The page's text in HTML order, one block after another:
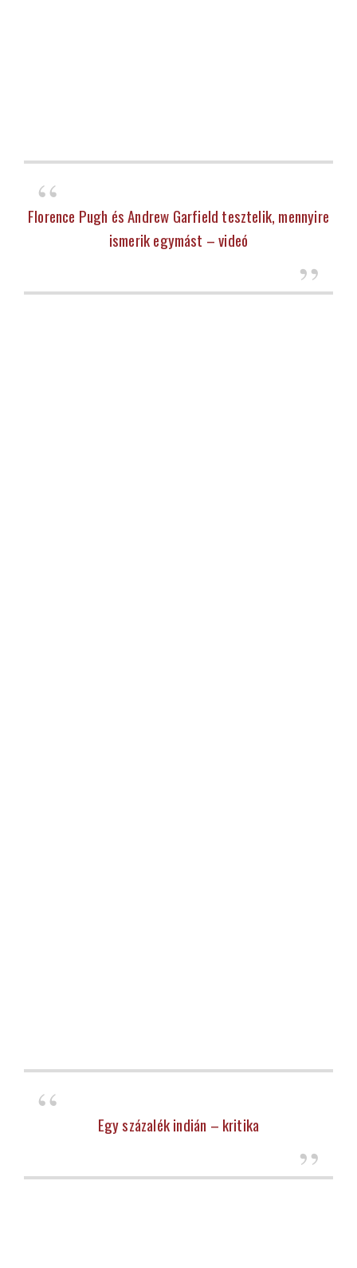
Florence Pugh és Andrew Garfield tesztelik, mennyire
ismerik egymást – videó
Egy százalék indián – kritika